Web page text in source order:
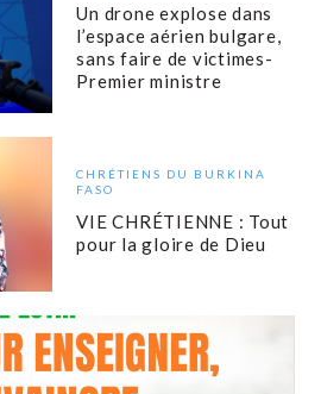
Un drone explose dans
l’espace aérien bulgare,
sans faire de victimes-
Premier ministre
CHRÉTIENS DU BURKINA
FASO
VIE CHRÉTIENNE : Tout
pour la gloire de Dieu